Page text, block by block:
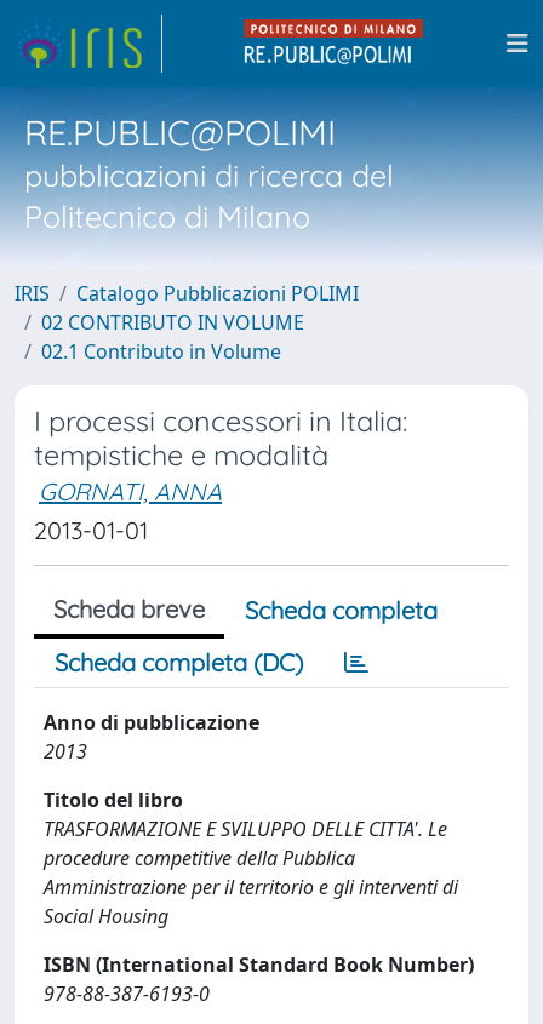
RE.PUBLIC@POLIMI
pubblicazioni di ricerca del
Politecnico di Milano
IRIS
Catalogo Pubblicazioni POLIMI
02 CONTRIBUTO IN VOLUME
02.1 Contributo in Volume
I processi concessori in Italia:
tempistiche e modalità
GORNATI, ANNA
2013-01-01
Scheda breve
Scheda completa
Scheda completa (DC)
Anno di pubblicazione
2013
Titolo del libro
TRASFORMAZIONE E SVILUPPO DELLE CITTA'. Le
procedure competitive della Pubblica
Amministrazione per il territorio e gli interventi di
Social Housing
ISBN (International Standard Book Number)
978-88-387-6193-0